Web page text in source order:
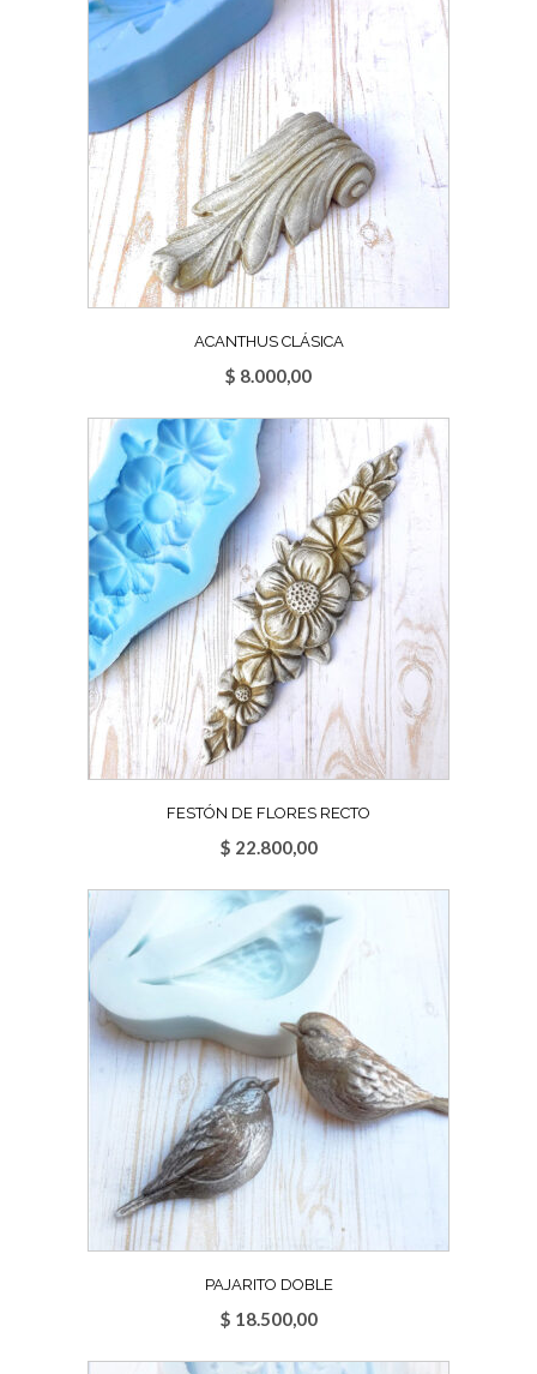
ACANTHUS CLÁSICA
$ 8.000,00
FESTÓN DE FLORES RECTO
$ 22.800,00
PAJARITO DOBLE
$ 18.500,00